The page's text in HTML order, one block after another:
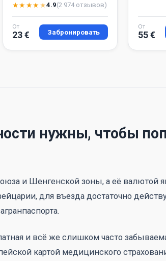
★★★★★4.9(2 974 отзывов)
От
23 € Забронировать
От
55 €
нужны, чтобы
и Шенгенской зоны, а её валютой
для въезда достаточно
и всё же слишком часто
картой медицинского